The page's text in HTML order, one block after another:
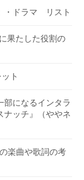
・ドラマ リスト
果たした役割の
ト
部になるインタラ
ナッチ』（ややネ
楽曲や歌詞の考